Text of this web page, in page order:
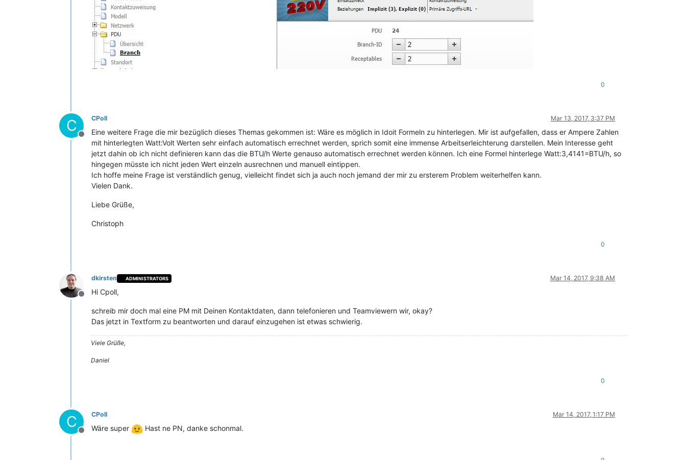
0
C
Offline
CPoll Mar 13, 2017, 3:37 PM
Eine weitere Frage die mir bezüglich dieses Themas gekommen ist: Wäre es möglich in Idoit Formeln zu hinterlegen. Mir ist aufgefallen, dass er Ampere Zahlen
mit hinterlegten Watt:Volt Werten sehr einfach automatisch errechnet werden, sprich somit eine immense Arbeitserleichterung darstellen. Mein Interesse geht
jetzt dahin ob ich nicht definieren kann das die BTU/h Werte genauso automatisch errechnet werden können. Ich eine Formel hinterlege Watt:3,4141=BTU/h, so
hingegen müsste ich nicht jeden Wert einzeln ausrechnen und manuell eintippen.
Ich hoffe meine Frage ist verständlich genug, vielleicht findet sich ja auch noch jemand der mir zu ersterem Problem weiterhelfen kann.
Vielen Dank.
Liebe Grüße,
Christoph
0
Offline
dkirsten ADMINISTRATORS Mar 14, 2017, 9:38 AM
Hi Cpoll,
schreib mir doch mal eine PM mit Deinen Kontaktdaten, dann telefonieren und Teamviewern wir, okay?
Das jetzt in Textform zu beantworten und darauf einzugehen ist etwas schwierig.
Viele Grüße,
Daniel
0
C
Offline
CPoll Mar 14, 2017, 1:17 PM
Wäre super Hast ne PN, danke schonmal.